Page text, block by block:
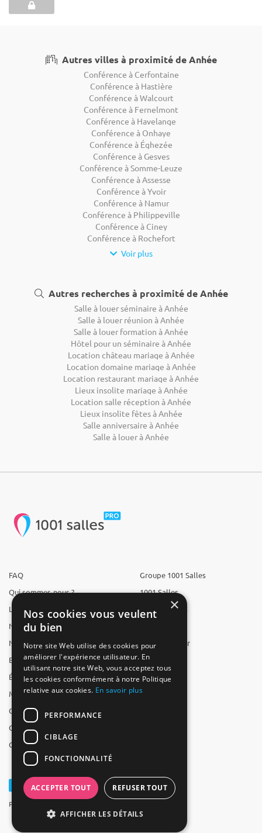
Autres villes à proximité de Anhée
Conférence à Cerfontaine
Conférence à Hastière
Conférence à Walcourt
Conférence à Fernelmont
Conférence à Havelange
Conférence à Onhaye
Conférence à Éghezée
Conférence à Gesves
Conférence à Somme-Leuze
Conférence à Assesse
Conférence à Yvoir
Conférence à Namur
Conférence à Philippeville
Conférence à Ciney
Conférence à Rochefort
Voir plus
Autres recherches à proximité de Anhée
Salle à louer séminaire à Anhée
Salle à louer réunion à Anhée
Salle à louer formation à Anhée
Hôtel pour un séminaire à Anhée
Location château mariage à Anhée
Location domaine mariage à Anhée
Location restaurant mariage à Anhée
Lieux insolite mariage à Anhée
Location salle réception à Anhée
Lieux insolite fêtes à Anhée
Salle anniversaire à Anhée
Salle à louer à Anhée
FAQ
Qui sommes-nous ?
L'équipe
Nous recrutons
Nos partenaires
Espace presse
Études
Mentions légales
CGV
CGU
Contact
Groupe 1001 Salles
1001 Salles
1001 Traiteurs
Reserverunbar
MP2
Powered by Groupe 1001Salles
×
Nos cookies vous veulent
du bien
Notre site Web utilise des cookies pour
améliorer l'expérience utilisateur. En
utilisant notre site Web, vous acceptez tous
les cookies conformément à notre Politique
relative aux cookies. En savoir plus
PERFORMANCE
CIBLAGE
FONCTIONNALITÉ
ACCEPTER TOUT REFUSER TOUT
AFFICHER LES DÉTAILS